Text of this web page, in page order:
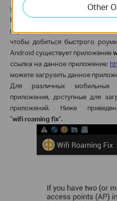
устройств
В случае отсутствия
порекомендовать вам
чтобы добиться быстрого
Android существует приложение
ссылка на данное приложение:
можете загрузить данное
Для различных
приложения, доступные для
приложений. Ниже
”wifiroamingfix”.
Other